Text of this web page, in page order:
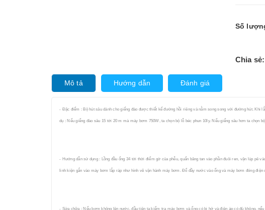
Số
Chia sẻ:
Mô tả Hướng dẫn Đánh giá
- Đặc điểm : Bộ hút sâu dành cho giếng đào được thiết kế đường hồi riêng và nằm song song với đường hút.
dụ : Nếu giếng đào sâu 15 tới 20 m mà máy bơm 750W, ta chọn bộ lỗ béc phun 10ly. Nếu giếng sâu hơn ta chọn
- Hướng dẫn sử dụng : Lồng đầu ống 34 tới thời điểm gờ của phễu, quấn băng tan vào phần đuôi ren, vặn lúp pê
linh kiện gắn vào máy bơm lắp ráp như hình vẽ vận hành máy bơm. Đổ đầy nước vào ống và máy bơm đóng
- Sửa chữa : Nếu bơm không lên nước, đầu tiên ta kiểm tra máy bơm và ống có bị hở và điện áp có đủ không,